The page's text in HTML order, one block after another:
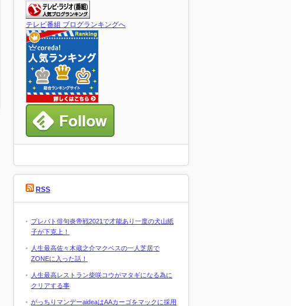
テレビ番組 ブログランキングへ
RSS
プレバト俳句炎帝戦2021で才能あり一度の犬山紙
子が下克上！
人生最高佐々木蔵之介マクベスの一人芝居で
ZONEに入った話！
人生最高レストラン柴咲コウがマタギになる為に
クリアする事
がっちりマンデーaideaはAAカーゴをマックに採用